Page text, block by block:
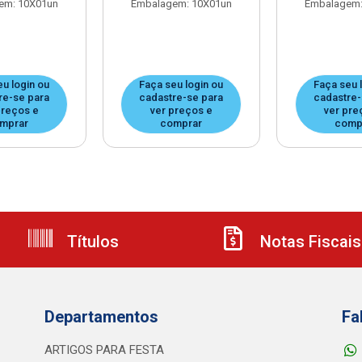
10X01un
login ou
se para
e
Embalagem: 10X01un
Faça seu login ou
cadastre-se para
ver preços e
comprar
Faça seu
ver
Títulos Notas Fiscais
Departamentos
ARTIGOS PARA FESTA